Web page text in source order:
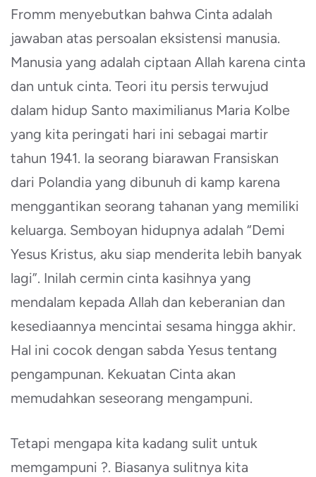
Fromm menyebutkan bahwa Cinta adalah
jawaban atas persoalan eksistensi manusia.
Manusia yang adalah ciptaan Allah karena cinta
dan untuk cinta. Teori itu persis terwujud
dalam hidup Santo maximilianus Maria Kolbe
yang kita peringati hari ini sebagai martir
tahun 1941. Ia seorang biarawan Fransiskan
dari Polandia yang dibunuh di kamp karena
menggantikan seorang tahanan yang memiliki
keluarga. Semboyan hidupnya adalah “Demi
Yesus Kristus, aku siap menderita lebih banyak
lagi”. Inilah cermin cinta kasihnya yang
mendalam kepada Allah dan keberanian dan
kesediaannya mencintai sesama hingga akhir.
Hal ini cocok dengan sabda Yesus tentang
pengampunan. Kekuatan Cinta akan
memudahkan seseorang mengampuni.
Tetapi mengapa kita kadang sulit untuk
memgampuni ?. Biasanya sulitnya kita